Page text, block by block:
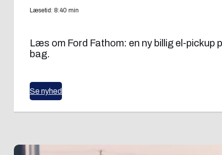
Læsetid: 8:40 min
Læs om Ford Fathom: en ny billig el-
bag.
Se nyhed